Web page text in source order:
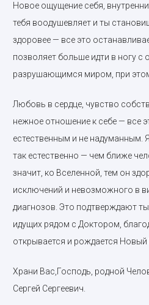
Новое ощущение себя,
тебя воодушевляет и ты
здоровее — все это
позволяет больше идти в ногу
разрушающимся миром, при
Любовь в сердце, чувство
нежное отношение к себе — все
естественным и не надуманным.
так естественно — чем ближе
значит, ко Вселенной, тем он
исключений и невозможного в
диагнозов. Это подтверждают
идущих рядом с Доктором,
открывается и рождается
Храни Вас,Господь, родной
Сергей Сергеевич.